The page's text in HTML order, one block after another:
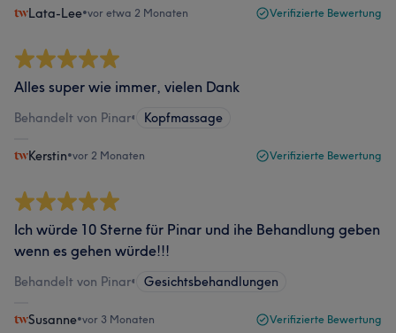
Lata-Lee•vor etwa 2 Monaten Verifizierte Bewertung
Alles super wie immer, vielen Dank
Behandelt von Pinar• Kopfmassage
Kerstin•vor 2 Monaten Verifizierte Bewertung
Ich würde 10 Sterne für Pinar und ihe Behandlung geben
wenn es gehen würde!!!
Behandelt von Pinar• Gesichtsbehandlungen
Susanne•vor 3 Monaten Verifizierte Bewertung